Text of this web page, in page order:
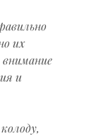
их
и